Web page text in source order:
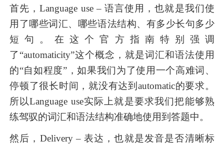
首先，Language use – 语言使用，也就是我们使
用了哪些词汇、哪些语法结构、有多少长句多少
短句。在这个官方指南特别强调
了“automaticity”这个概念，就是词汇和语法使用
的“自如程度”，如果我们为了使用一个高难词、
停顿了很长时间，就没有达到automatic的要求。
所以Language use实际上就是要求我们把能够熟
练驾驭的词汇和语法结构准确地使用到答题中。
然后，Delivery – 表达，也就是发音是否清晰标